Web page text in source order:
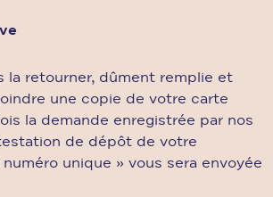
la retourner, dûment remplie et
une copie de votre carte
la demande enregistrée par nos
de dépôt de votre
unique » vous sera envoyée